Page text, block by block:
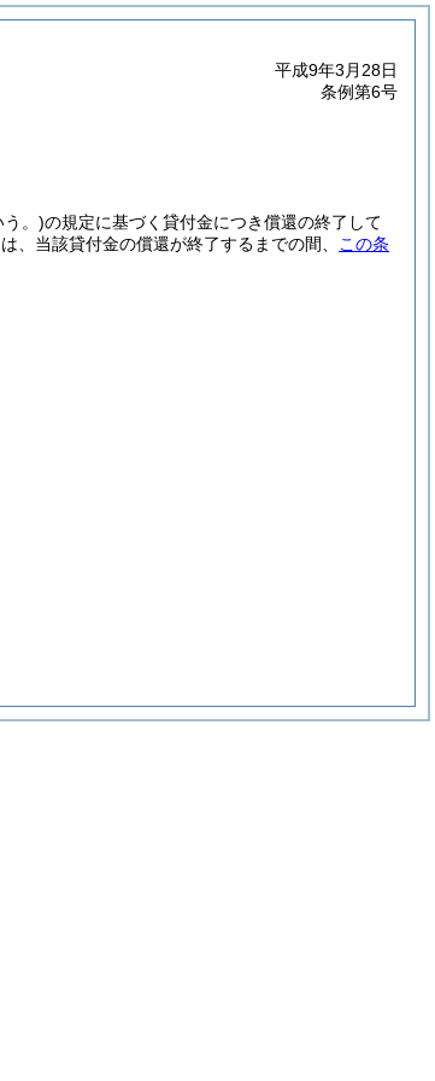
平成9年3月28日
条例第6号
う。)の規定に基づく貸付金につき償還の終了して
、当該貸付金の償還が終了するまでの間、
この条